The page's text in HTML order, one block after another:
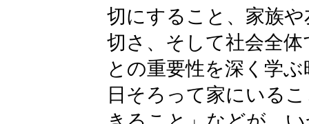
切にすること、家族
切さ、そして社会全
との重要性を深く学
日そろって家にいる